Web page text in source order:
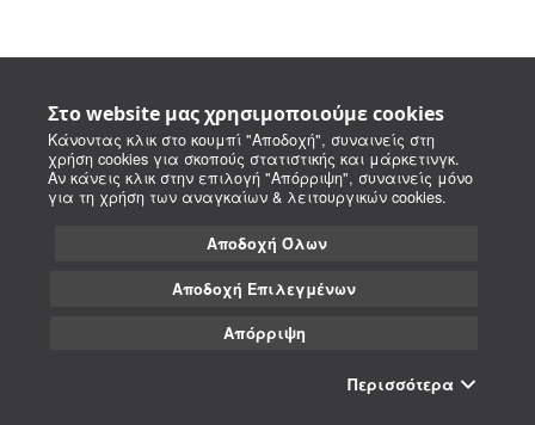
Στο website μας χρησιμοποιούμε cookies
Κάνοντας κλικ στο κουμπί "Αποδοχή", συναινείς στη
χρήση cookies για σκοπούς στατιστικής και μάρκετινγκ.
Αν κάνεις κλικ στην επιλογή "Απόρριψη", συναινείς μόνο
για τη χρήση των αναγκαίων & λειτουργικών cookies.
Αποδοχή Όλων
Αποδοχή Επιλεγμένων
Απόρριψη
Περισσότερα